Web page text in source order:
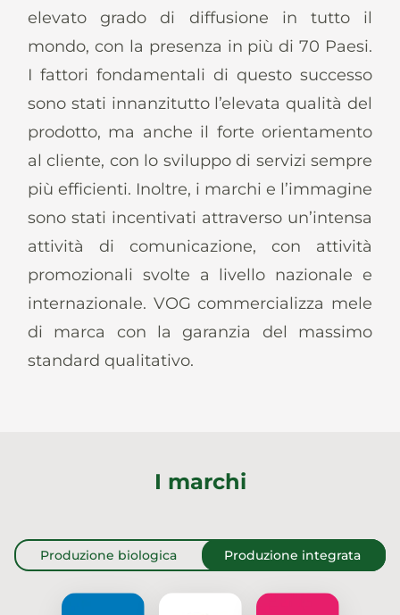
elevato grado di diffusione in tutto il
mondo, con la presenza in più di 70 Paesi.
I fattori fondamentali di questo successo
sono stati innanzitutto l’elevata qualità del
prodotto, ma anche il forte orientamento
al cliente, con lo sviluppo di servizi sempre
più efficienti. Inoltre, i marchi e l’immagine
sono stati incentivati attraverso un’intensa
attività di comunicazione, con attività
promozionali svolte a livello nazionale e
internazionale. VOG commercializza mele
di marca con la garanzia del massimo
standard qualitativo.
I marchi
Produzione biologica Produzione integrata